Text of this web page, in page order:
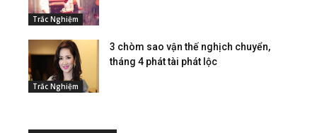
Trắc Nghiệm
Trắc Nghiệm
3 chòm sao vận thế nghịch chuyển,
tháng 4 phát tài phát lộc